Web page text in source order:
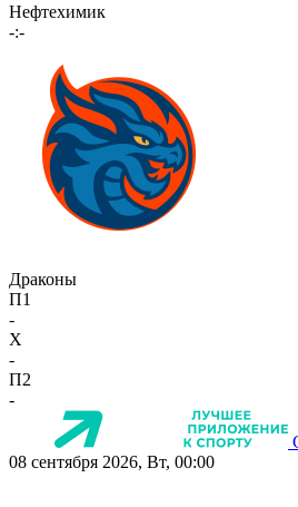
Нефтехимик
-:-
Драконы
П1
-
X
-
П2
-
08 сентября 2026, Вт, 00:00